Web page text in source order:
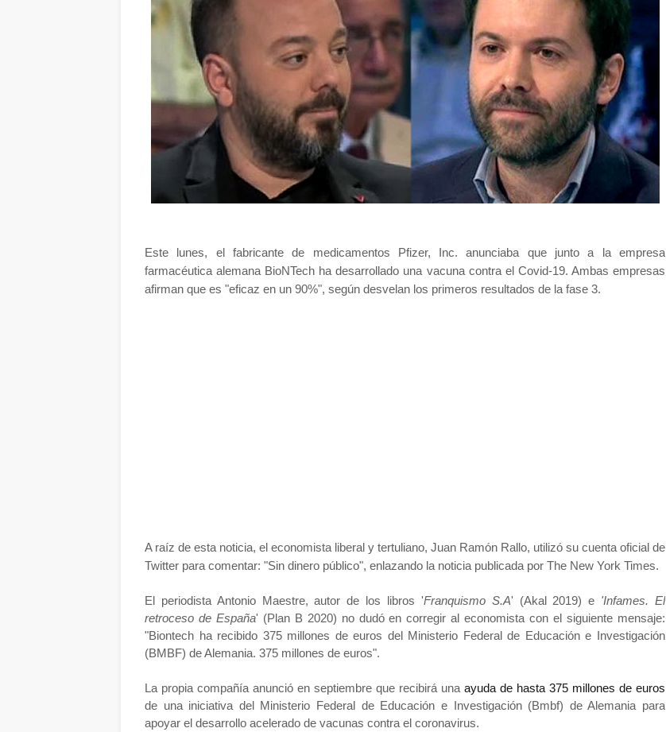
Este lunes, el fabricante de medicamentos Pfizer, Inc. anunciaba que junto a la empresa
farmacéutica alemana BioNTech ha desarrollado una vacuna contra el Covid-19. Ambas empresas
afirman que es "eficaz en un 90%", según desvelan los primeros resultados de la fase 3.
A raíz de esta noticia, el economista liberal y tertuliano, Juan Ramón Rallo, utilizó su cuenta oficial de
Twitter para comentar: "Sin dinero público", enlazando la noticia publicada por The New York Times.
El periodista Antonio Maestre, autor de los libros 'Franquismo S.A' (Akal 2019) e 'Infames. El
retroceso de España' (Plan B 2020) no dudó en corregir al economista con el siguiente mensaje:
"Biontech ha recibido 375 millones de euros del Ministerio Federal de Educación e Investigación
(BMBF) de Alemania. 375 millones de euros".
La propia compañía anunció en septiembre que recibirá una ayuda de hasta 375 millones de euros
de una iniciativa del Ministerio Federal de Educación e Investigación (Bmbf) de Alemania para
apoyar el desarrollo acelerado de vacunas contra el coronavirus.